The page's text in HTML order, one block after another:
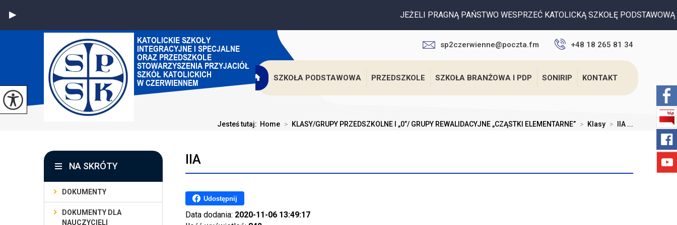
JEŻELI PRAGNĄ PAŃSTWO WESPRZEĆ KATOLICKĄ SZKOŁĘ PODSTAWOWĄ SPSK
sp2czerwienne@poczta.fm +48 18 265 81 34
SZKOŁA PODSTAWOWA PRZEDSZKOLE SZKOŁA BRANŻOWA I PDP SONIRIP KONTAKT
Jesteś tutaj: Home > KLASY/GRUPY PRZEDSZKOLNE I „0”/ GRUPY REWALIDACYJNE „CZĄSTKI ELEMENTARNE” > Klasy > IIA ...
IIA
Udostępnij
Data dodania: 2020-11-06 13:49:17
NA SKRÓTY
DOKUMENTY
DOKUMENTY DLA
NAUCZYCIELI